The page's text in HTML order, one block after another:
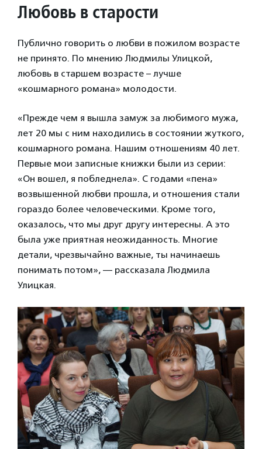
Любовь в старости
Публично говорить о любви в пожилом возрасте
не принято. По мнению Людмилы Улицкой,
любовь в старшем возрасте – лучше
«кошмарного романа» молодости.
«Прежде чем я вышла замуж за любимого мужа,
лет 20 мы с ним находились в состоянии жуткого,
кошмарного романа. Нашим отношениям 40 лет.
Первые мои записные книжки были из серии:
«Он вошел, я побледнела». С годами «пена»
возвышенной любви прошла, и отношения стали
гораздо более человеческими. Кроме того,
оказалось, что мы друг другу интересны. А это
была уже приятная неожиданность. Многие
детали, чрезвычайно важные, ты начинаешь
понимать потом», — рассказала Людмила
Улицкая.